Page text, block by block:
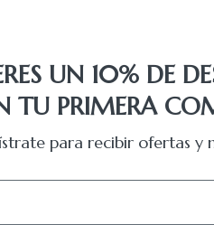
UN 10% DE
TU PRIMERA
para recibir ofertas y